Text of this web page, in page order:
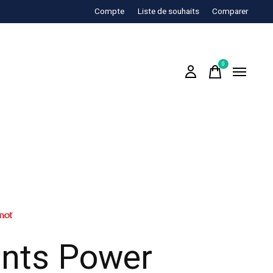
Compte Liste de souhaits Comparer
0items
Power